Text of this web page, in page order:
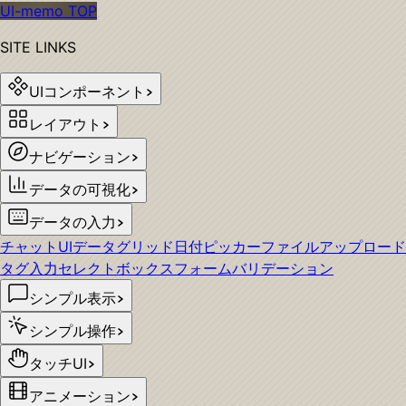
UI-memo TOP
SITE LINKS
UIコンポーネント
レイアウト
ナビゲーション
データの可視化
データの入力
チャットUIデータグリッド 日付ピッカーファイルアップロード
タグ入力セレクトボックスフォームバリデーション
シンプル表示
シンプル操作
タッチUI
アニメーション